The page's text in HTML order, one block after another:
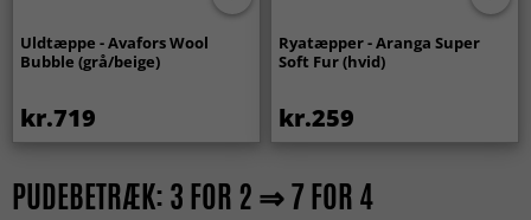
Uldtæppe - Avafors Wool
Bubble (grå/beige)
kr.719
Ryatæpper - Aranga Super
Soft Fur (hvid)
kr.259
PUDEBETRÆK: 3 FOR 2 ⇒ 7 FOR 4